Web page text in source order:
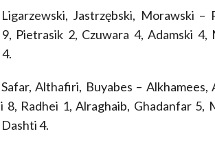
Jastrzębski, Morawski –
Pietrasik 2, Czuwara 4, Adamski
Althafiri, Buyabes – Alkhamees,
8, Radhei 1, Alraghaib, Ghadanfar 5,
4.